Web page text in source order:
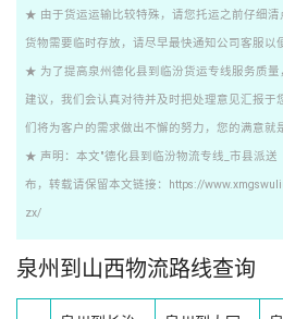
★ 由于货运运输比较特殊，请您托运之前仔细
货物需要临时存放，请尽早最快通知公司客服以
★ 为了提高泉州德化县到临汾货运专线服务质
建议，我们会认真对待并及时把处理意见汇报于
们将为客户的需求做出不懈的努力，您的满意就
★ 声明：本文"德化县到临汾物流专线_市县派送
布，转载请保留本文链接：https://
zx/
泉州到山西物流路线查询